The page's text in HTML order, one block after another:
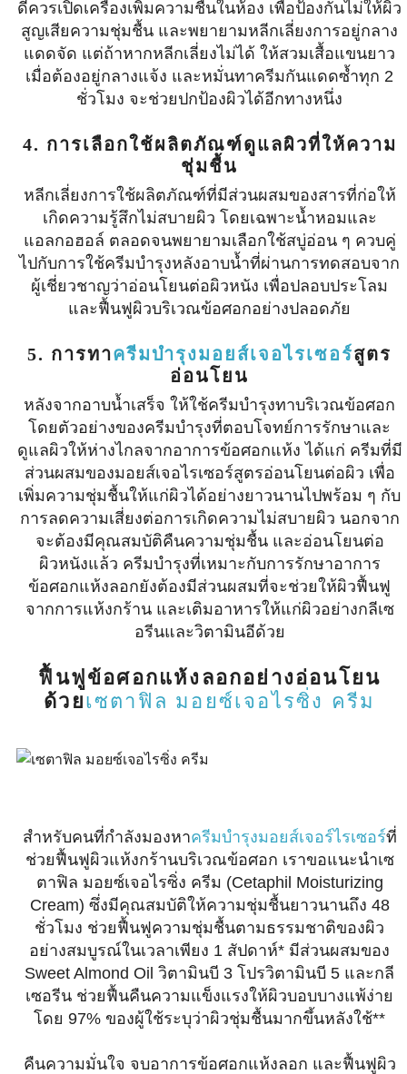
ดีควรเปิดเครื่องเพิ่มความชื้นในห้อง เพื่อป้องกันไม่ให้ผิว
สูญเสียความชุ่มชื้น และพยายามหลีกเลี่ยงการอยู่กลาง
แดดจัด แต่ถ้าหากหลีกเลี่ยงไม่ได้ ให้สวมเสื้อแขนยาว
เมื่อต้องอยู่กลางแจ้ง และหมั่นทาครีมกันแดดซ้ำทุก 2
ชั่วโมง จะช่วยปกป้องผิวได้อีกทางหนึ่ง
4. การเลือกใช้ผลิตภัณฑ์ดูแลผิวที่ให้ความ
ชุ่มชื้น
หลีกเลี่ยงการใช้ผลิตภัณฑ์ที่มีส่วนผสมของสารที่ก่อให้
เกิดความรู้สึกไม่สบายผิว โดยเฉพาะน้ำหอมและ
แอลกอฮอล์ ตลอดจนพยายามเลือกใช้สบู่อ่อน ๆ ควบคู่
ไปกับการใช้ครีมบำรุงหลังอาบน้ำที่ผ่านการทดสอบจาก
ผู้เชี่ยวชาญว่าอ่อนโยนต่อผิวหนัง เพื่อปลอบประโลม
และฟื้นฟูผิวบริเวณข้อศอกอย่างปลอดภัย
5. การทาครีมบำรุงมอยส์เจอไรเซอร์สูตร
อ่อนโยน
หลังจากอาบน้ำเสร็จ ให้ใช้ครีมบำรุงทาบริเวณข้อศอก
โดยตัวอย่างของครีมบำรุงที่ตอบโจทย์การรักษาและ
ดูแลผิวให้ห่างไกลจากอาการข้อศอกแห้ง ได้แก่ ครีมที่มี
ส่วนผสมของมอยส์เจอไรเซอร์สูตรอ่อนโยนต่อผิว เพื่อ
เพิ่มความชุ่มชื้นให้แก่ผิวได้อย่างยาวนานไปพร้อม ๆ กับ
การลดความเสี่ยงต่อการเกิดความไม่สบายผิว นอกจาก
จะต้องมีคุณสมบัติคืนความชุ่มชื้น และอ่อนโยนต่อ
ผิวหนังแล้ว ครีมบำรุงที่เหมาะกับการรักษาอาการ
ข้อศอกแห้งลอกยังต้องมีส่วนผสมที่จะช่วยให้ผิวฟื้นฟู
จากการแห้งกร้าน และเติมอาหารให้แก่ผิวอย่างกลีเซ
อรีนและวิตามินอีด้วย
ฟื้นฟูข้อศอกแห้งลอกอย่างอ่อนโยน
ด้วยเซตาฟิล มอยซ์เจอไรซิ่ง ครีม
สำหรับคนที่กำลังมองหาครีมบำรุงมอยส์เจอร์ไรเซอร์ที่
ช่วยฟื้นฟูผิวแห้งกร้านบริเวณข้อศอก เราขอแนะนำเซ
ตาฟิล มอยซ์เจอไรซิ่ง ครีม (Cetaphil Moisturizing
Cream) ซึ่งมีคุณสมบัติให้ความชุ่มชื้นยาวนานถึง 48
ชั่วโมง ช่วยฟื้นฟูความชุ่มชื้นตามธรรมชาติของผิว
อย่างสมบูรณ์ในเวลาเพียง 1 สัปดาห์* มีส่วนผสมของ
Sweet Almond Oil วิตามินบี 3 โปรวิตามินบี 5 และกลี
เซอรีน ช่วยฟื้นคืนความแข็งแรงให้ผิวบอบบางแพ้ง่าย
โดย 97% ของผู้ใช้ระบุว่าผิวชุ่มชื้นมากขึ้นหลังใช้**
คืนความมั่นใจ จบอาการข้อศอกแห้งลอก และฟื้นฟูผิว